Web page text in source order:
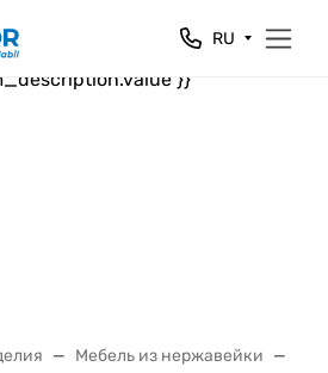
}}
}}
RU
Мебель из нержавейки